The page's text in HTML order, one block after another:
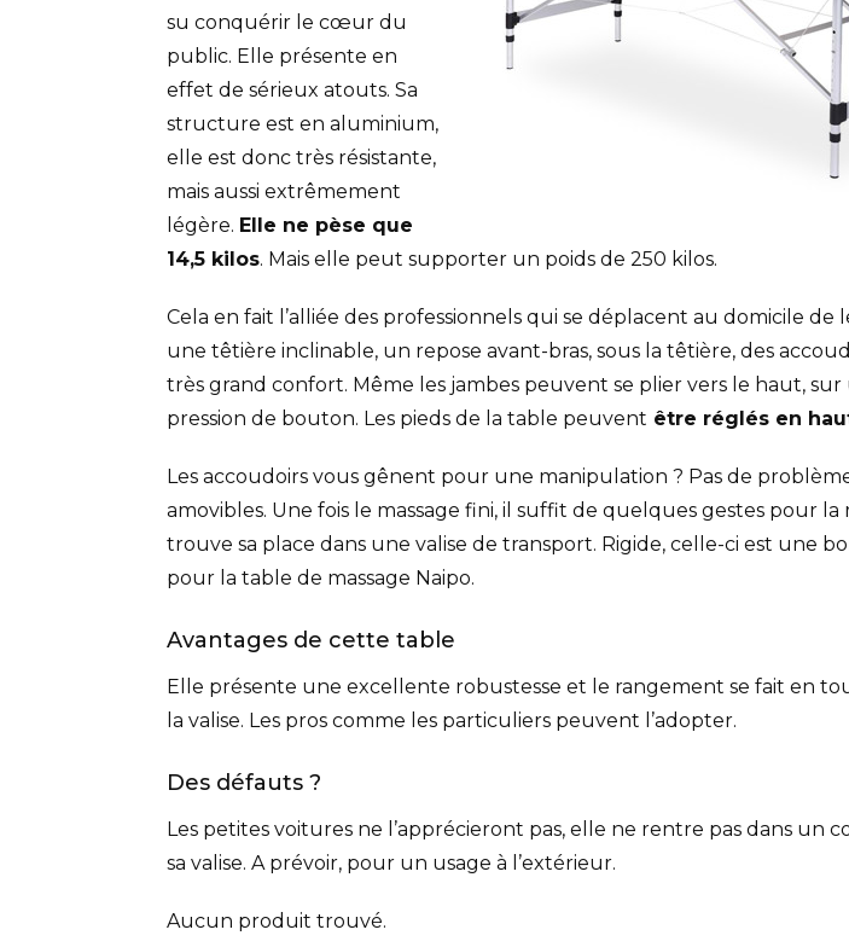
su conquérir le cœur du
public. Elle présente en
effet de sérieux atouts. Sa
structure est en aluminium,
elle est donc très résistante,
mais aussi extrêmement
légère. Elle ne pèse que
14,5 kilos. Mais elle peut supporter un poids de 250 kilos.
Cela en fait l’alliée des professionnels qui se déplacent au domicile de
une têtière inclinable, un repose avant-bras, sous la têtière, des
très grand confort. Même les jambes peuvent se plier vers le haut, sur
pression de bouton. Les pieds de la table peuvent être réglés en
Les accoudoirs vous gênent pour une manipulation ? Pas de
amovibles. Une fois le massage fini, il suffit de quelques gestes pour
trouve sa place dans une valise de transport. Rigide, celle-ci est une
pour la table de massage Naipo.
Avantages de cette table
Elle présente une excellente robustesse et le rangement se fait en
la valise. Les pros comme les particuliers peuvent l’adopter.
Des défauts ?
Les petites voitures ne l’apprécieront pas, elle ne rentre pas dans un
sa valise. A prévoir, pour un usage à l’extérieur.
Aucun produit trouvé.